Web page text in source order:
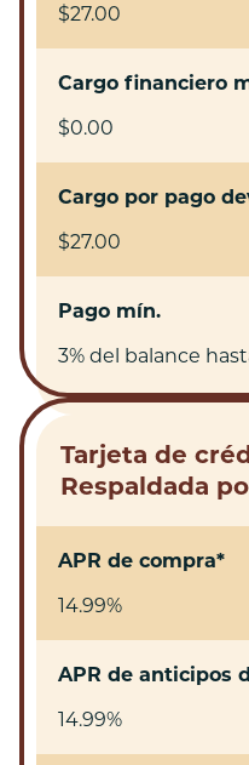
$27.00
Cargo financiero
$0.00
Cargo por pago
$27.00
Pago mín.
3% del balance
Tarjeta de
Respaldada
APR de compra*
14.99%
APR de anticipos
14.99%